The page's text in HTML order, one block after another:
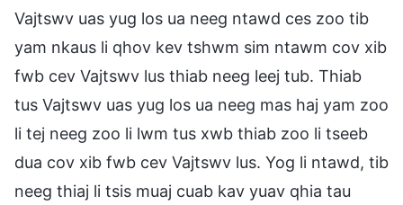
Vajtswv uas yug los ua neeg ntawd ces zoo tib
yam nkaus li qhov kev tshwm sim ntawm cov xib
fwb cev Vajtswv lus thiab neeg leej tub. Thiab
tus Vajtswv uas yug los ua neeg mas haj yam zoo
li tej neeg zoo li lwm tus xwb thiab zoo li tseeb
dua cov xib fwb cev Vajtswv lus. Yog li ntawd, tib
neeg thiaj li tsis muaj cuab kav yuav qhia tau